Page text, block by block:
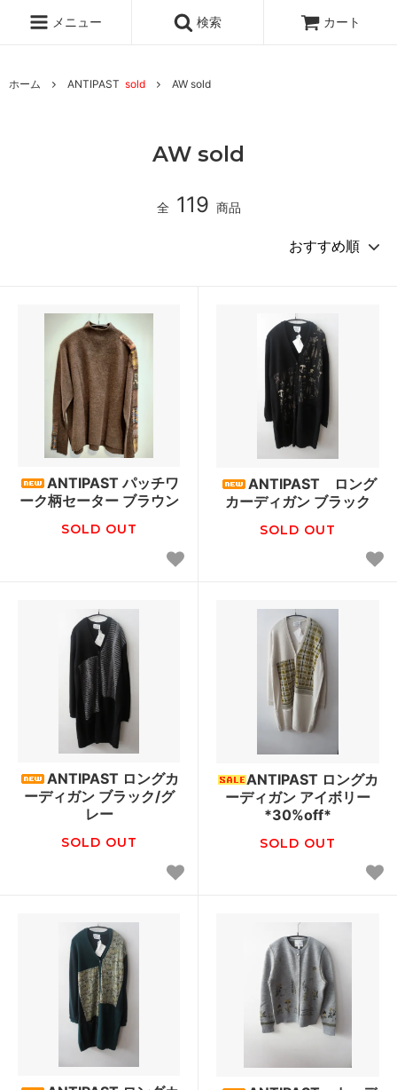
メニュー 検索 カート
ホーム ANTIPAST sold AW sold
AW sold
全 119 商品
ANTIPAST パッチワ
ーク柄セーター ブラウン
SOLD OUT
ANTIPAST ロング
カーディガン ブラック
SOLD OUT
ANTIPAST ロングカ
ーディガン ブラック/グ
レー
SOLD OUT
ANTIPAST ロングカ
ーディガン アイボリー
*30%off*
SOLD OUT